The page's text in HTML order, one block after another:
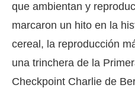
que ambientan y
marcaron un hito en la
cereal, la reproducción
una trinchera de la
Checkpoint Charlie de